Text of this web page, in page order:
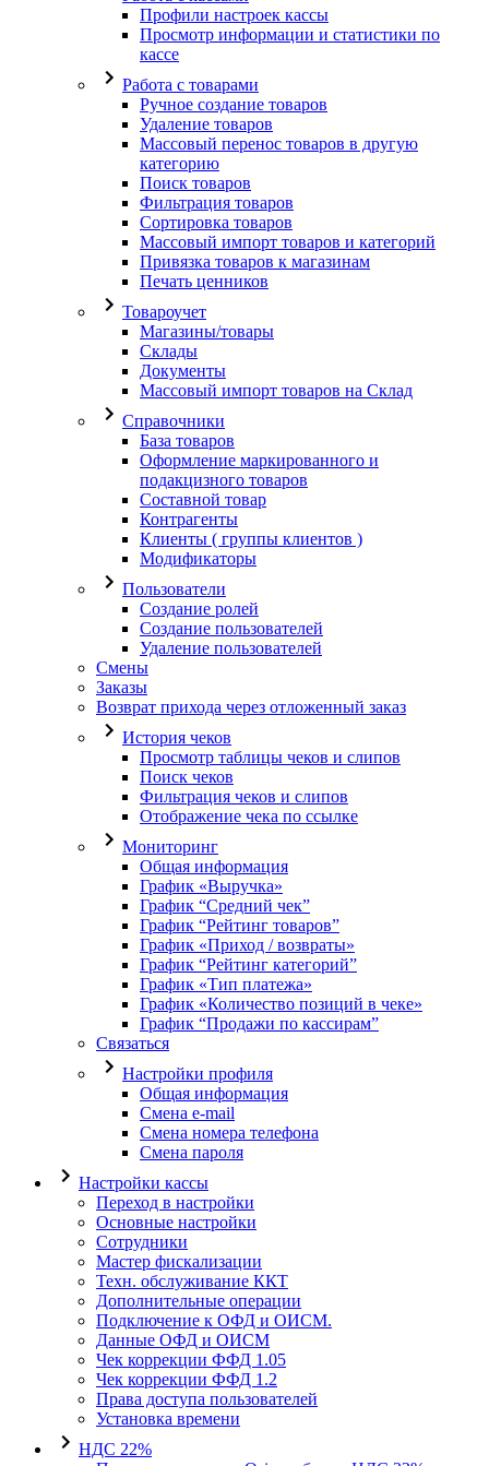
Профили настроек кассы
Просмотр информации и статистики по
кассе
Работа с товарами
Ручное создание товаров
Удаление товаров
Массовый перенос товаров в другую
категорию
Поиск товаров
Фильтрация товаров
Сортировка товаров
Массовый импорт товаров и категорий
Привязка товаров к магазинам
Печать ценников
Товароучет
Магазины/товары
Склады
Документы
Массовый импорт товаров на Склад
Справочники
База товаров
Оформление маркированного и
подакцизного товаров
Составной товар
Контрагенты
Клиенты ( группы клиентов )
Модификаторы
Пользователи
Создание ролей
Создание пользователей
Удаление пользователей
Смены
Заказы
Возврат прихода через отложенный заказ
История чеков
Просмотр таблицы чеков и слипов
Поиск чеков
Фильтрация чеков и слипов
Отображение чека по ссылке
Мониторинг
Общая информация
График «Выручка»
График “Средний чек”
График “Рейтинг товаров”
График «Приход / возвраты»
График “Рейтинг категорий”
График «Тип платежа»
График «Количество позиций в чеке»
График “Продажи по кассирам”
Связаться
Настройки профиля
Общая информация
Смена e-mail
Смена номера телефона
Смена пароля
Настройки кассы
Переход в настройки
Основные настройки
Сотрудники
Мастер фискализации
Техн. обслуживание ККТ
Дополнительные операции
Подключение к ОФД и ОИСМ.
Данные ОФД и ОИСМ
Чек коррекции ФФД 1.05
Чек коррекции ФФД 1.2
Права доступа пользователей
Установка времени
НДС 22%